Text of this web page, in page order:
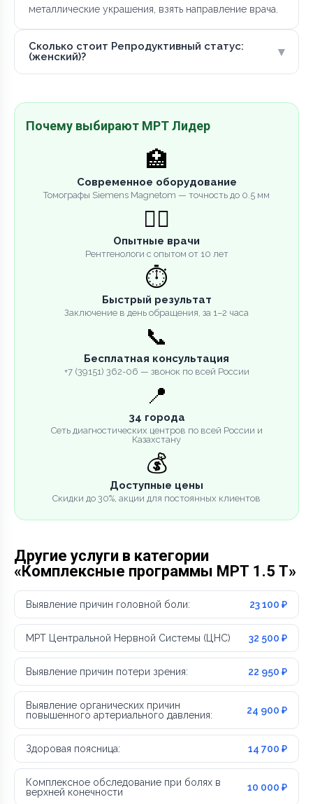
металлические украшения, взять направление врача.
Сколько стоит Репродуктивный статус:
(женский)?
▾
Почему выбирают МРТ Лидер
🏥
Современное оборудование
Томографы Siemens Magnetom — точность до 0.5 мм
👨‍⚕️
Опытные врачи
Рентгенологи с опытом от 10 лет
⏱️
Быстрый результат
Заключение в день обращения, за 1–2 часа
📞
Бесплатная консультация
+7 (39151) 362-06 — звонок по всей России
📍
34 города
Сеть диагностических центров по всей России и
Казахстану
💰
Доступные цены
Скидки до 30%, акции для постоянных клиентов
Другие услуги в категории
«Комплексные программы МРТ 1.5 Т»
Выявление причин головной боли: 23 100 ₽
МРТ Центральной Нервной Системы (ЦНС) 32 500 ₽
Выявление причин потери зрения: 22 950 ₽
Выявление органических причин
повышенного артериального давления:
24 900 ₽
Здоровая поясница: 14 700 ₽
Комплексное обследование при болях в
верхней конечности
10 000 ₽